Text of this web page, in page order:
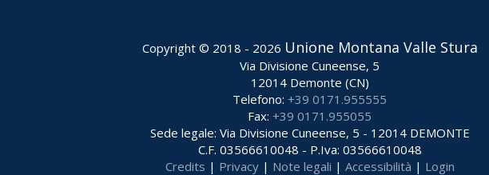
Copyright © 2018 - 2026 Unione Montana Valle Stura
Via Divisione Cuneense, 5
12014 Demonte (CN)
Telefono:+39 0171.955555
Fax:+39 0171.955055
Sede legale: Via Divisione Cuneense, 5 - 12014 DEMONTE
C.F. 03566610048 - P.Iva: 03566610048
Credits | Privacy| Note legali | Accessibilità | Login